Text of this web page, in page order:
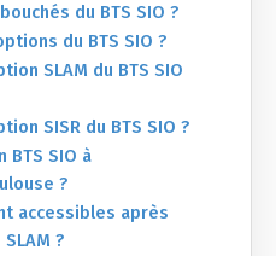
du BTS SIO ?
du BTS SIO ?
SLAM du BTS SIO
SISR du BTS SIO ?
BTS SIO à
?
accessibles après
?